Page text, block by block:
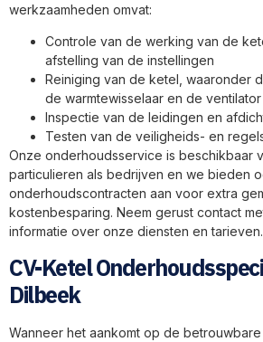
werkzaamheden omvat:
Controle van de werking van de
afstelling van de instellingen
Reiniging van de ketel, waaronder
de warmtewisselaar en de ventilator
Inspectie van de leidingen en
Testen van de veiligheids- en
Onze onderhoudsservice is beschikbaar
particulieren als bedrijven en we bieden
onderhoudscontracten aan voor extra
kostenbesparing. Neem gerust contact
informatie over onze diensten en tarieven.
CV-Ketel
Dilbeek
Wanneer het aankomt op de